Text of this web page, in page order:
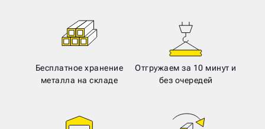
Бесплатное хранение
металла на складе
Отгружаем за 10 минут и
без очередей